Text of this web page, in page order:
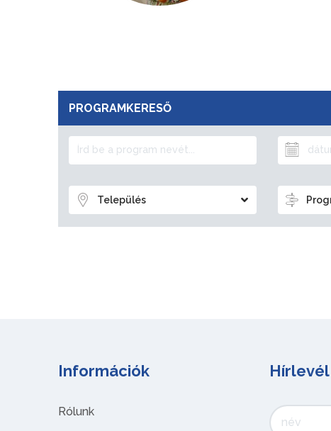
PROGRAMKERESŐ
Település
Információk
Rólunk